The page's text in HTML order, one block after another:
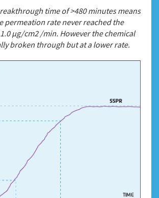
time of >480 minutes means
permeation rate never reached the
μg/cm2 /min. However the chemical
broken through but at a lower rate.